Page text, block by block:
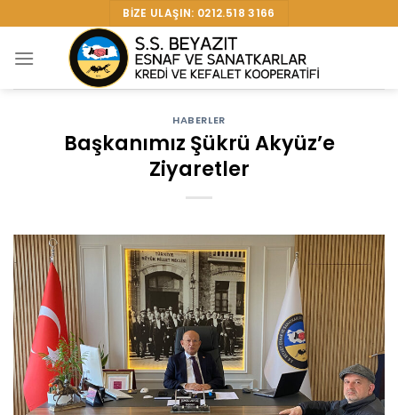
to
content
BIZE ULAŞIN: 0212.518 3166
HABERLER
Başkanımız Şükrü Akyüz’e
Ziyaretler